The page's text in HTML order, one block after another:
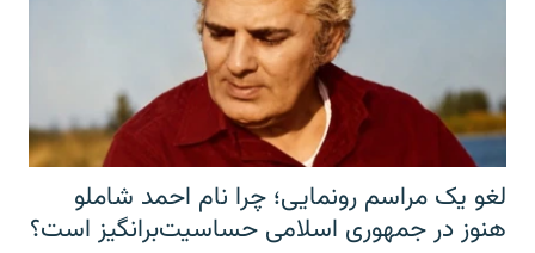
لغو یک مراسم رونمایی؛ چرا نام احمد شاملو
هنوز در جمهوری اسلامی حساسیت‌برانگیز است؟